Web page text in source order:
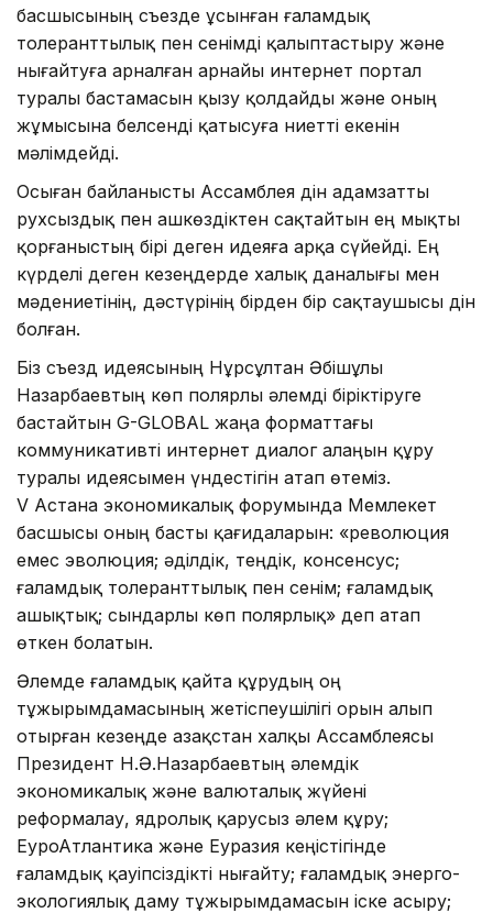
басшысының съезде ұсынған ғаламдық
толеранттылық пен сенімді қалыптастыру және
нығайтуға арналған арнайы интернет портал
туралы бастамасын қызу қолдайды және оның
жұмысына белсенді қатысуға ниетті екенін
мәлімдейді.
Осыған байланысты Ассамблея дін адамзатты
рухсыздық пен ашкөздіктен сақтайтын ең мықты
қорғаныстың бірі деген идеяға арқа сүйейді. Ең
күрделі деген кезеңдерде халық даналығы мен
мәдениетінің, дәстүрінің бірден бір сақтаушысы дін
болған.
Біз съезд идеясының Нұрсұлтан Әбішұлы
Назарбаевтың көп полярлы әлемді біріктіруге
бастайтын G-GLOBAL жаңа форматтағы
коммуникативті интернет диалог алаңын құру
туралы идеясымен үндестігін атап өтеміз.
V Астана экономикалық форумында Мемлекет
басшысы оның басты қағидаларын: «революция
емес эволюция; әділдік, теңдік, консенсус;
ғаламдық толеранттылық пен сенім; ғаламдық
ашықтық; сындарлы көп полярлық» деп атап
өткен болатын.
Әлемде ғаламдық қайта құрудың оң
тұжырымдамасының жетіспеушілігі орын алып
отырған кезеңде Қазақстан халқы Ассамблеясы
Президент Н.Ә.Назарбаевтың әлемдік
экономикалық және валюталық жүйені
реформалау, ядролық қарусыз әлем құру;
ЕуроАтлантика және Еуразия кеңістігінде
ғаламдық қауіпсіздікті нығайту; ғаламдық энерго-
экологиялық даму тұжырымдамасын іске асыру;